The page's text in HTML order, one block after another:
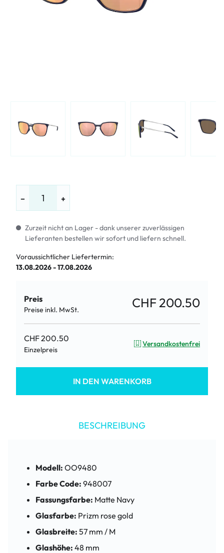
− +
Zurzeit nicht an Lager - dank unserer zuverlässigen
Lieferanten bestellen wir sofort und liefern schnell.
Voraussichtlicher Liefertermin:
13.08.2026 - 17.08.2026
Preis
Preise inkl. MwSt. CHF 200.50
CHF 200.50
Einzelpreis
Versandkostenfrei
IN DEN WARENKORB
BESCHREIBUNG
Modell: OO9480
Farbe Code: 948007
Fassungsfarbe: Matte Navy
Glasfarbe: Prizm rose gold
Glasbreite: 57 mm / M
Glashöhe: 48 mm